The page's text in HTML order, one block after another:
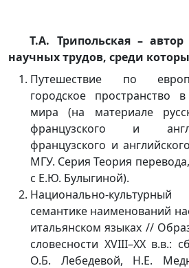
Т.А. Трипольская – автор
научных трудов, среди
Путешествие по
городское пространство
мира (на материале
французского и
французского и
МГУ. Серия Теория
с Е.Ю. Булыгиной).
Национально-
семантике наименований
итальянском языках //
словесности XVIII–XX в.в.:
О.Б. Лебедевой, Н.Е.